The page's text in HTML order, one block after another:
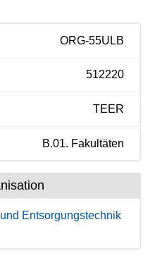
ORG-55ULB
512220
TEER
B.01. Fakultäten
Entsorgungstechnik